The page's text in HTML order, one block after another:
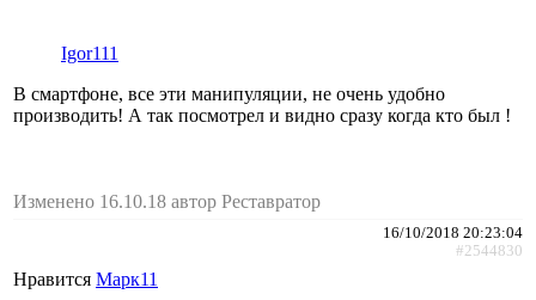
Igor111
В смартфоне, все эти манипуляции, не очень удобно
производить! А так посмотрел и видно сразу когда кто был !
Изменено 16.10.18 автор Реставратор
16/10/2018 20:23:04
#2544830
Нравится Марк11